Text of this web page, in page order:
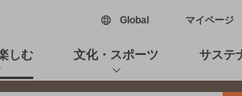
Global新しいウィンドウで開
マイページ
しむ 文化・スポーツ サステ